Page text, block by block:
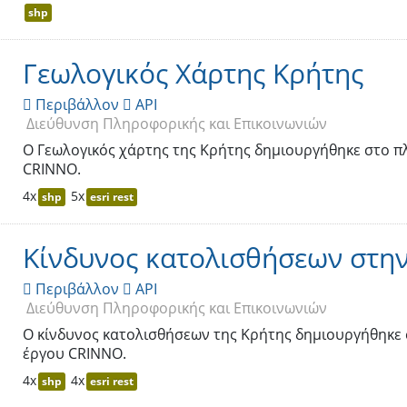
shp
Γεωλογικός Χάρτης Κρήτης
 Περιβάλλον  API
Διεύθυνση Πληροφορικής και Επικοινωνιών
Ο Γεωλογικός χάρτης της Κρήτης δημιουργήθηκε στο
CRINNO.
4x shp 5x esri rest
Κίνδυνος κατολισθήσεων
 Περιβάλλον  API
Διεύθυνση Πληροφορικής και Επικοινωνιών
Ο κίνδυνος κατολισθήσεων της Κρήτης
έργου CRINNO.
4x shp 4x esri rest